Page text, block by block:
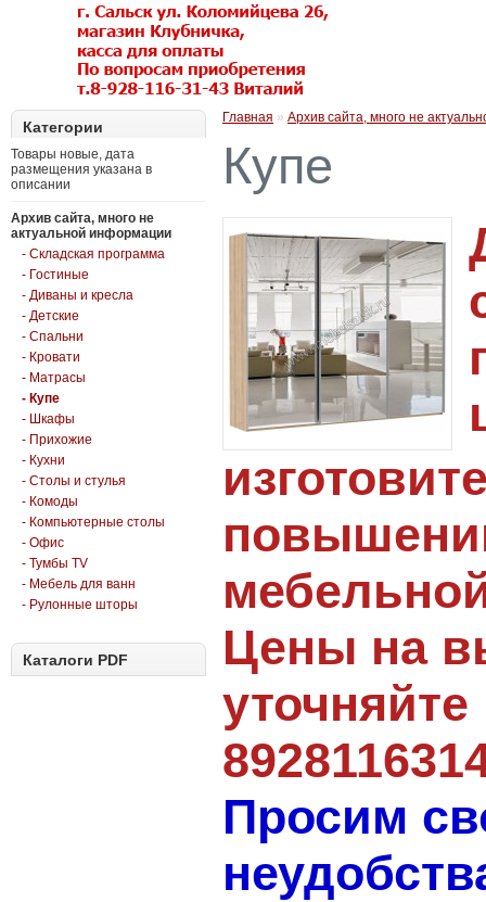
Категории
Товары новые, дата
размещения указана в
описании
Архив сайта, много не
актуальной информации
- Складская программа
- Гостиные
- Диваны и кресла
- Детские
- Спальни
- Кровати
- Матрасы
- Купе
- Шкафы
- Прихожие
- Кухни
- Столы и стулья
- Комоды
- Компьютерные столы
- Офис
- Тумбы TV
- Мебель для ванн
- Рулонные шторы
Каталоги PDF
Главная » Архив сайта, много не
Купе
Цены на
Просим